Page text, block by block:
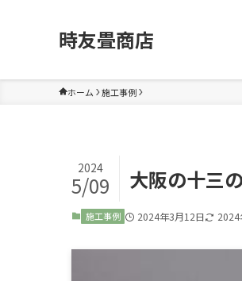
時友畳商店
ホーム 施工事例
大阪の十三
2024
5/09
施工事例 2024年3月12日 2024